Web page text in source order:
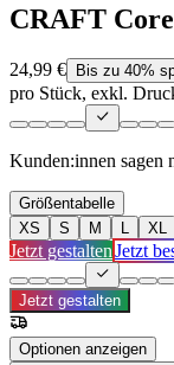
CRAFT
24,99 € Bis zu 40%
pro Stück, exkl.
Kunden:innen sagen
Größentabelle
XS
S M L XL
Jetzt gestaltenJetzt
Jetzt gestalten
Optionen anzeigen